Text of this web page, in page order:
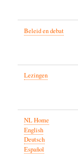
Beleid en debat
Lezingen
NL Home
English
Deutsch
Español